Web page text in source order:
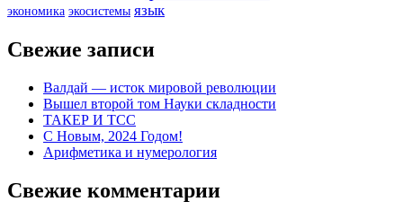
экономика экосистемы язык
Свежие записи
Валдай — исток мировой революции
Вышел второй том Науки складности
ТАКЕР И ТСС
С Новым, 2024 Годом!
Арифметика и нумерология
Свежие комментарии